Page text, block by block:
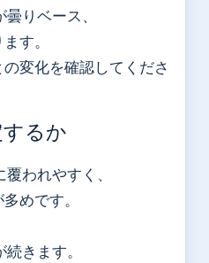
りベース、
す。
変化を確認してくださ
るか
われやすく、
めです。
きます。